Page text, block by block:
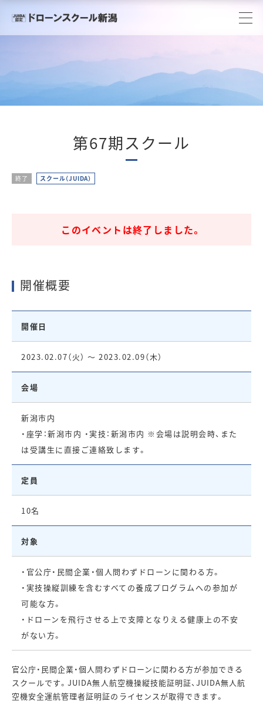
第67期スクール
終了 スクール（JUIDA）
このイベントは終了しました。
開催概要
開催日
2023.02.07（火） ～ 2023.02.09（木）
会場
新潟市内
・座学：新潟市内 ・実技：新潟市内 ※会場は説明会時、また
は受講生に直接ご連絡致します。
定員
10名
対象
・官公庁・民間企業・個人問わずドローンに関わる方。
・実技操縦訓練を含むすべての養成プログラムへの参加が
可能な方。
・ドローンを飛行させる上で支障となりえる健康上の不安
がない方。
官公庁・民間企業・個人問わずドローンに関わる方が参加できる
スクールです。JUIDA無人航空機操縦技能証明証、JUIDA無人航
空機安全運航管理者証明証のライセンスが取得できます。